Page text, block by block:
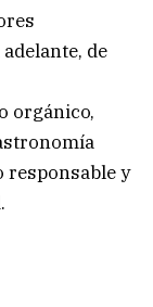
de
orgánico,
responsable y